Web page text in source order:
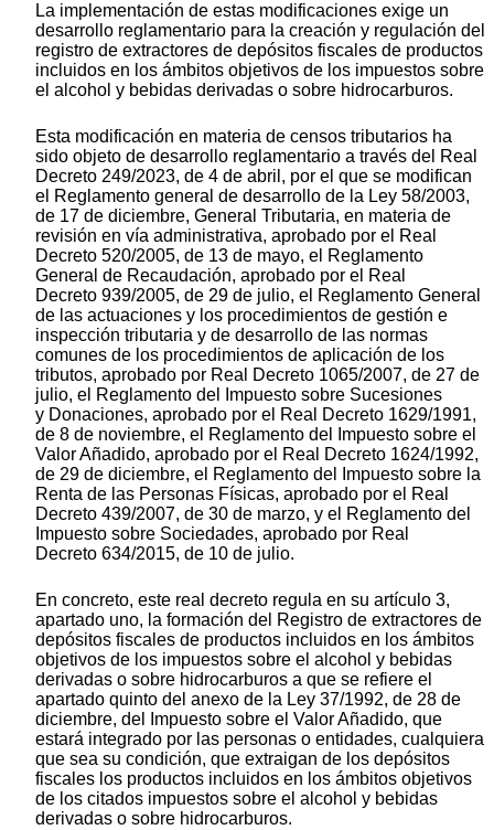
La implementación de estas modificaciones exige un
desarrollo reglamentario para la creación y regulación del
registro de extractores de depósitos fiscales de productos
incluidos en los ámbitos objetivos de los impuestos sobre
el alcohol y bebidas derivadas o sobre hidrocarburos.
Esta modificación en materia de censos tributarios ha
sido objeto de desarrollo reglamentario a través del Real
Decreto 249/2023, de 4 de abril, por el que se modifican
el Reglamento general de desarrollo de la Ley 58/2003,
de 17 de diciembre, General Tributaria, en materia de
revisión en vía administrativa, aprobado por el Real
Decreto 520/2005, de 13 de mayo, el Reglamento
General de Recaudación, aprobado por el Real
Decreto 939/2005, de 29 de julio, el Reglamento General
de las actuaciones y los procedimientos de gestión e
inspección tributaria y de desarrollo de las normas
comunes de los procedimientos de aplicación de los
tributos, aprobado por Real Decreto 1065/2007, de 27 de
julio, el Reglamento del Impuesto sobre Sucesiones
y Donaciones, aprobado por el Real Decreto 1629/1991,
de 8 de noviembre, el Reglamento del Impuesto sobre el
Valor Añadido, aprobado por el Real Decreto 1624/1992,
de 29 de diciembre, el Reglamento del Impuesto sobre la
Renta de las Personas Físicas, aprobado por el Real
Decreto 439/2007, de 30 de marzo, y el Reglamento del
Impuesto sobre Sociedades, aprobado por Real
Decreto 634/2015, de 10 de julio.
En concreto, este real decreto regula en su artículo 3,
apartado uno, la formación del Registro de extractores de
depósitos fiscales de productos incluidos en los ámbitos
objetivos de los impuestos sobre el alcohol y bebidas
derivadas o sobre hidrocarburos a que se refiere el
apartado quinto del anexo de la Ley 37/1992, de 28 de
diciembre, del Impuesto sobre el Valor Añadido, que
estará integrado por las personas o entidades, cualquiera
que sea su condición, que extraigan de los depósitos
fiscales los productos incluidos en los ámbitos objetivos
de los citados impuestos sobre el alcohol y bebidas
derivadas o sobre hidrocarburos.